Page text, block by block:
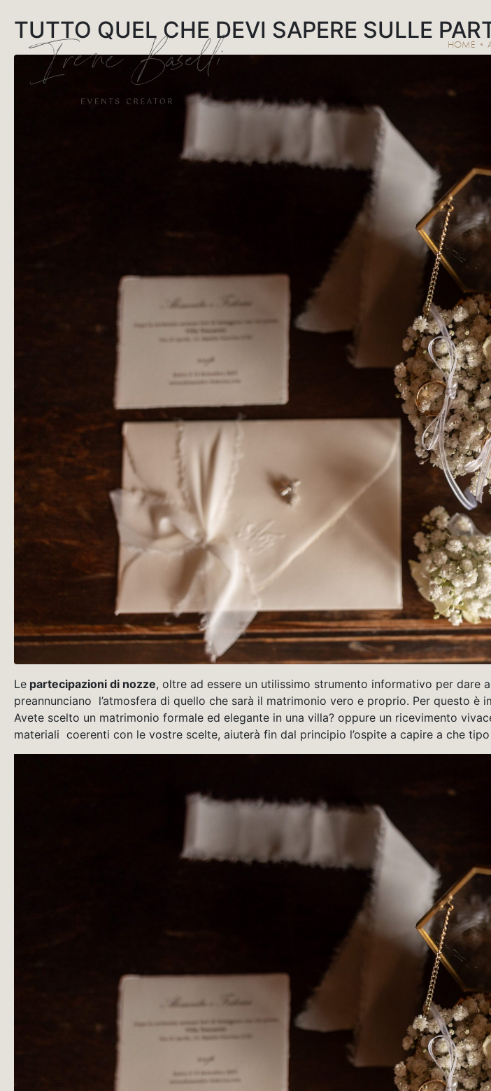
HOME
TUTTO QUEL CHE DEVI SAPERE SULLE
Le partecipazioni di nozze, oltre ad essere un utilissimo strumento informativo per dare
preannunciano l’atmosfera di quello che sarà il matrimonio vero e proprio. Per questo
Avete scelto un matrimonio formale ed elegante in una villa? oppure un ricevimento
materiali coerenti con le vostre scelte, aiuterà fin dal principio l’ospite a capire a che